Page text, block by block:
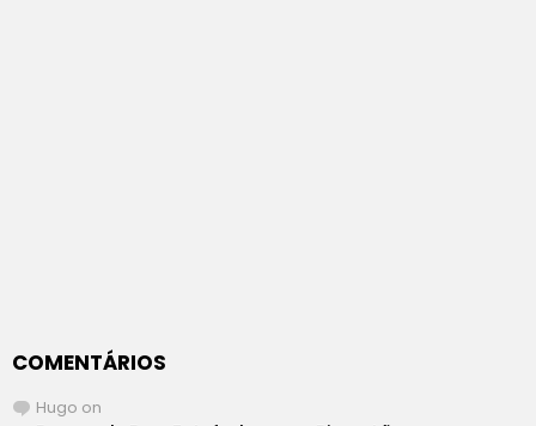
COMENTÁRIOS
Hugo on